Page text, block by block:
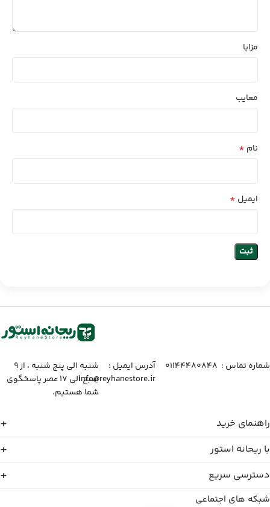
مزایا
معایب
نام *
ایمیل *
شماره تماس :‌ ۰۱۱۴۴۴۸۰۸۴۸
آدرس ایمیل :‌
info@reyhanestore.ir
شنبه الی پنج شنبه ، از ۹
صبح الی ۱۷ عصر پاسخگوی
شما هستیم.
راهنمای خرید
با ریحانه استور
دسترسی سریع
شبکه های اجتماعی